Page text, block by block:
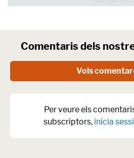
Comentaris dels
Vols
Per veure els
subscriptors, inicia